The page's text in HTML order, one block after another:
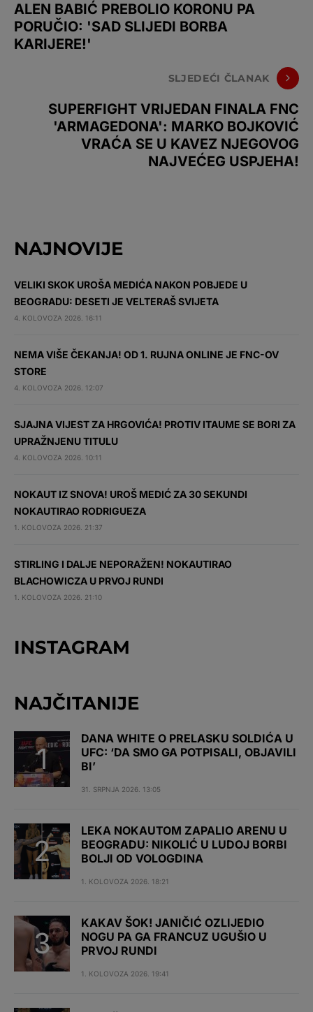
ALEN BABIĆ PREBOLIO KORONU PA
PORUČIO: 'SAD SLIJEDI BORBA
KARIJERE!'
SLJEDEĆI ČLANAK
SUPERFIGHT VRIJEDAN FINALA FNC
'ARMAGEDONA': MARKO BOJKOVIĆ
VRAĆA SE U KAVEZ NJEGOVOG
NAJVEĆEG USPJEHA!
NAJNOVIJE
VELIKI SKOK UROŠA MEDIĆA NAKON POBJEDE U
BEOGRADU: DESETI JE VELTERAŠ SVIJETA
4. KOLOVOZA 2026. 16:11
NEMA VIŠE ČEKANJA! OD 1. RUJNA ONLINE JE FNC-OV
STORE
4. KOLOVOZA 2026. 12:07
SJAJNA VIJEST ZA HRGOVIĆA! PROTIV ITAUME SE BORI ZA
UPRAŽNJENU TITULU
4. KOLOVOZA 2026. 10:11
NOKAUT IZ SNOVA! UROŠ MEDIĆ ZA 30 SEKUNDI
NOKAUTIRAO RODRIGUEZA
1. KOLOVOZA 2026. 21:37
STIRLING I DALJE NEPORAŽEN! NOKAUTIRAO
BLACHOWICZA U PRVOJ RUNDI
1. KOLOVOZA 2026. 21:10
INSTAGRAM
NAJČITANIJE
DANA WHITE O PRELASKU SOLDIĆA U
UFC: ‘DA SMO GA POTPISALI, OBJAVILI
BI’
31. SRPNJA 2026. 13:05
LEKA NOKAUTOM ZAPALIO ARENU U
BEOGRADU: NIKOLIĆ U LUDOJ BORBI
BOLJI OD VOLOGDINA
1. KOLOVOZA 2026. 18:21
KAKAV ŠOK! JANIČIĆ OZLIJEDIO
NOGU PA GA FRANCUZ UGUŠIO U
PRVOJ RUNDI
1. KOLOVOZA 2026. 19:41